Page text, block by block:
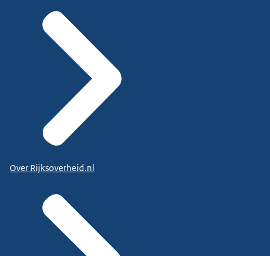
Over Rijksoverheid.nl